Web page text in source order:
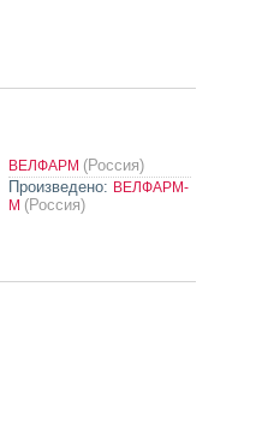
ВЕЛФАРМ (Россия)
Произведено: ВЕЛФАРМ-
М (Россия)